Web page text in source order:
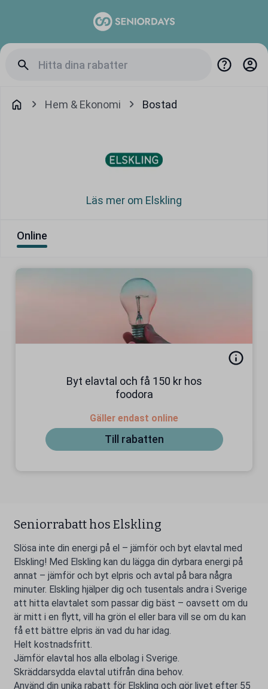
Hem & Ekonomi Bostad
Läs mer om Elskling
Online
Byt elavtal och få 150 kr hos
foodora
Gäller endast online
Till rabatten
Seniorrabatt hos Elskling
Slösa inte din energi på el – jämför och byt elavtal med
Elskling! Med Elskling kan du lägga din dyrbara energi på
annat – jämför och byt elpris och avtal på bara några
minuter. Elskling hjälper dig och tusentals andra i Sverige
att hitta elavtalet som passar dig bäst – oavsett om du
är mitt i en flytt, vill ha grön el eller bara vill se om du kan
få ett bättre elpris än vad du har idag.
Helt kostnadsfritt.
Jämför elavtal hos alla elbolag i Sverige.
Skräddarsydda elavtal utifrån dina behov.
Använd din unika rabatt för Elskling och gör livet efter 55